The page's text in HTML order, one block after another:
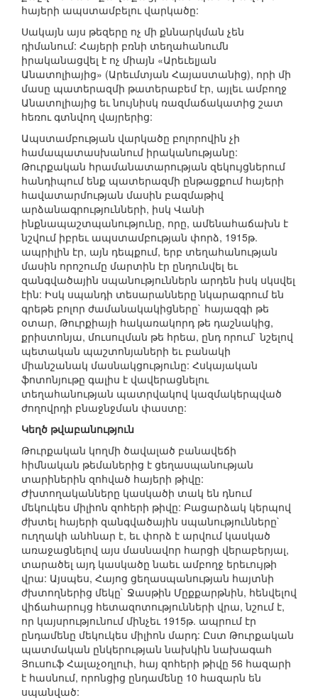
հայերի ապստամբելու վարկածը:
Սակայն այս թեզերը ոչ մի քննարկման չեն
դիմանում: Հայերի բռնի տեղահանումն
իրականացվել է ոչ միայն «Արեւելյան
Անատոլիայից» (Արեւմտյան Հայաստանից), որի մի
մասը պատերազմի թատերաբեմ էր, այլեւ ամբողջ
Անատոլիայից եւ նույնիսկ ռազմաճակատից շատ
հեռու գտնվող վայրերից:
Ապստամբության վարկածը բոլորովին չի
համապատասխանում իրականությանը:
Թուրքական հրամանատարության զեկույցներում
հանդիպում ենք պատերազմի ընթացքում հայերի
հավատարմության մասին բազմաթիվ
արձանագրությունների, իսկ Վանի
ինքնապաշտպանությունը, որը, ամենահաճախն է
նշվում իբրեւ ապստամբության փորձ, 1915թ.
ապրիլին էր, այն դեպքում, երբ տեղահանության
մասին որոշումը մարտին էր ընդունվել եւ
զանգվածային սպանություններն արդեն իսկ սկսվել
էին: Իսկ սպանդի տեսարանները նկարագրում են
գրեթե բոլոր ժամանակակիցները` հայազգի թե
օտար, Թուրքիայի հակառակորդ թե դաշնակից,
քրիստոնյա, մուսուլման թե հրեա, ընդ որում` նշելով
պետական պաշտոնյաների եւ բանակի
միանշանակ մասնակցությունը: Հսկայական
ֆոտոնյութը գալիս է վավերացնելու
տեղահանության պատրվակով կազմակերպված
ժողովրդի բնաջնջման փաստը:
Կեղծ թվաբանություն
Թուրքական կողմի ծավալած բանավեճի
հիմնական թեմաներից է ցեղասպանության
տարիներին զոհված հայերի թիվը:
Ժխտողականները կասկածի տակ են դնում
մեկուկես միլիոն զոհերի թիվը: Բացարձակ կերպով
ժխտել հայերի զանգվածային սպանությունները`
ուղղակի անհնար է, եւ փորձ է արվում կասկած
առաջացնելով այս մասնավոր հարցի վերաբերյալ,
տարածել այդ կասկածը նաեւ ամբողջ երեւույթի
վրա: Այսպես, Հայոց ցեղասպանության հայտնի
ժխտողներից մեկը` Ջասթին Մըքքարթնին, հենվելով
վիճահարույց հետազոտությունների վրա, նշում է,
որ կայսրությունում մինչեւ 1915թ. ապրում էր
ընդամենը մեկուկես միլիոն մարդ: Ըստ Թուրքական
պատմական ընկերության նախկին նախագահ
Յուսուֆ Հալաչօղլուի, հայ զոհերի թիվը 56 հազարի
է հասնում, որոնցից ընդամենը 10 հազարն են
սպանված: